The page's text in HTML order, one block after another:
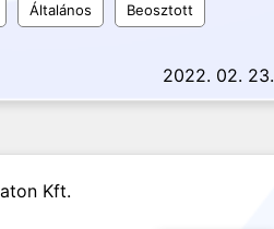
Általános Beosztott
2022. 02. 23.
Kft.